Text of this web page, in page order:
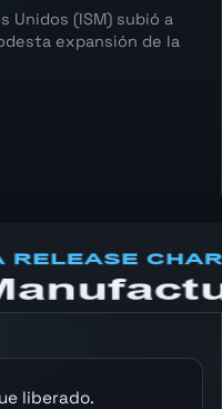
Unidos (ISM) subió a
expansión de la
liberado.